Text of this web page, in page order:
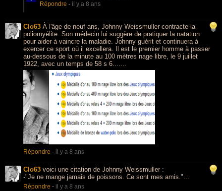
Répondre - il y a 8 ans
Clo63 À l'âge de neuf ans, Johnny Weissmuller contracte la
poliomyélite. Son médecin lui suggère de pratiquer la natation
pour aider à vaincre la maladie. Johnny guérit et continuera à
exercer ce sport où il excellera. Il est le premier homme à passer
au-dessous de la minute au 100 mètres nage libre, le 9 juillet
1922, avec un temps de 58 s 6.......
Répondre - il y a 8 ans
Clo63 voici une citation de Johnny Weissmuller :
-"Je ne mange jamais de poissons. Ce sont mes amis."...
Répondre - il y a 8 ans